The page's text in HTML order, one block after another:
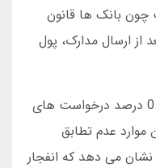
چون بانک ها قانون
ارسال مدارک، پول
بر اساس آمار دسامبر 2024، تنها 0.3 درصد درخواست های
عدم تطابق
نشان می دهد که انفجار